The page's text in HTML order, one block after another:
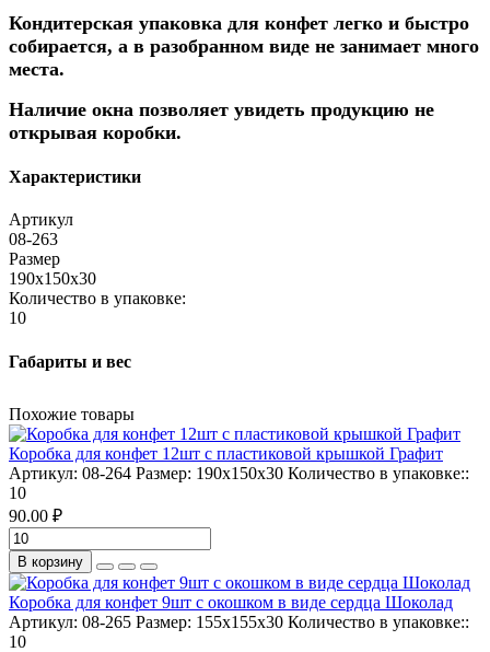
Кондитерская упаковка для конфет легко и быстро
собирается, а в разобранном виде не занимает много
места.
Наличие окна позволяет увидеть продукцию не
открывая коробки.
Характеристики
Артикул
08-263
Размер
190х150х30
Количество в упаковке:
10
Габариты и вес
Похожие товары
Коробка для конфет 12шт с пластиковой крышкой Графит
Артикул: 08-264 Размер: 190х150х30 Количество в упаковке::
10
90.00 ₽
В корзину
Коробка для конфет 9шт с окошком в виде сердца Шоколад
Артикул: 08-265 Размер: 155х155х30 Количество в упаковке::
10